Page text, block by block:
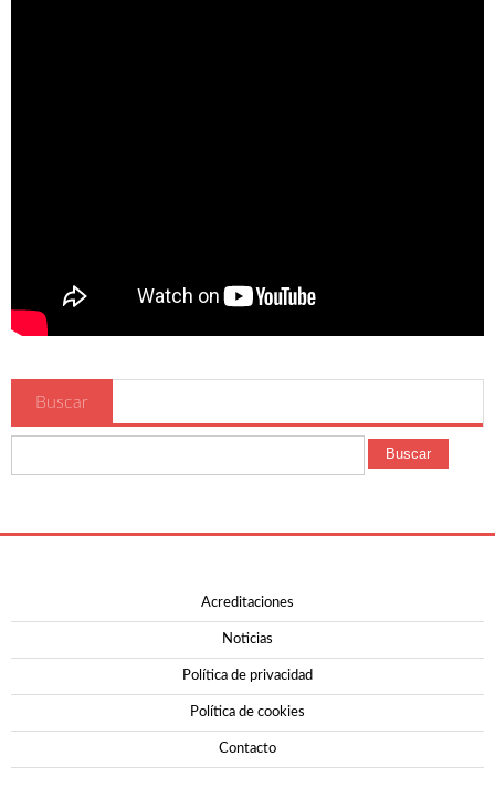
Buscar
Acreditaciones
Noticias
Política de privacidad
Política de cookies
Contacto